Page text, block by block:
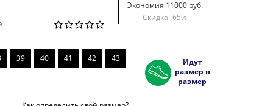
Экономия 11000 руб.
Скидка -65%
39 40 41 42 43
Идут
размер в
размер